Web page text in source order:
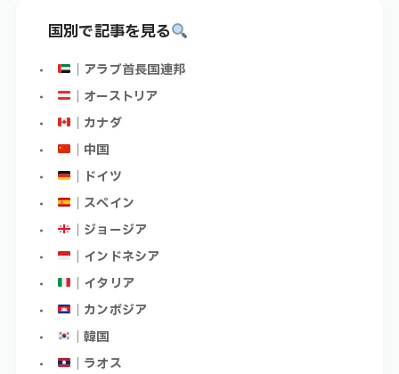
国別で記事を見る
｜アラブ首長国連邦
｜オーストリア
｜カナダ
｜中国
｜ドイツ
｜スペイン
｜ジョージア
｜インドネシア
｜イタリア
｜カンボジア
｜韓国
｜ラオス